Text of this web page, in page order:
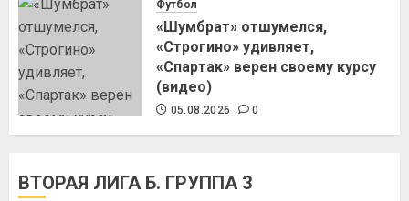
Футбол
«Шумбрат» отшумелся,
«Строгино» удивляет,
«Спартак» верен своему курсу
(видео)
05.08.2026 0
ВТОРАЯ ЛИГА Б. ГРУППА 3